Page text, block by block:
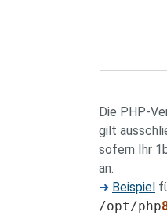
Die PHP-
gilt
sofern Ihr
an.
➜ Beispiel
/opt/php